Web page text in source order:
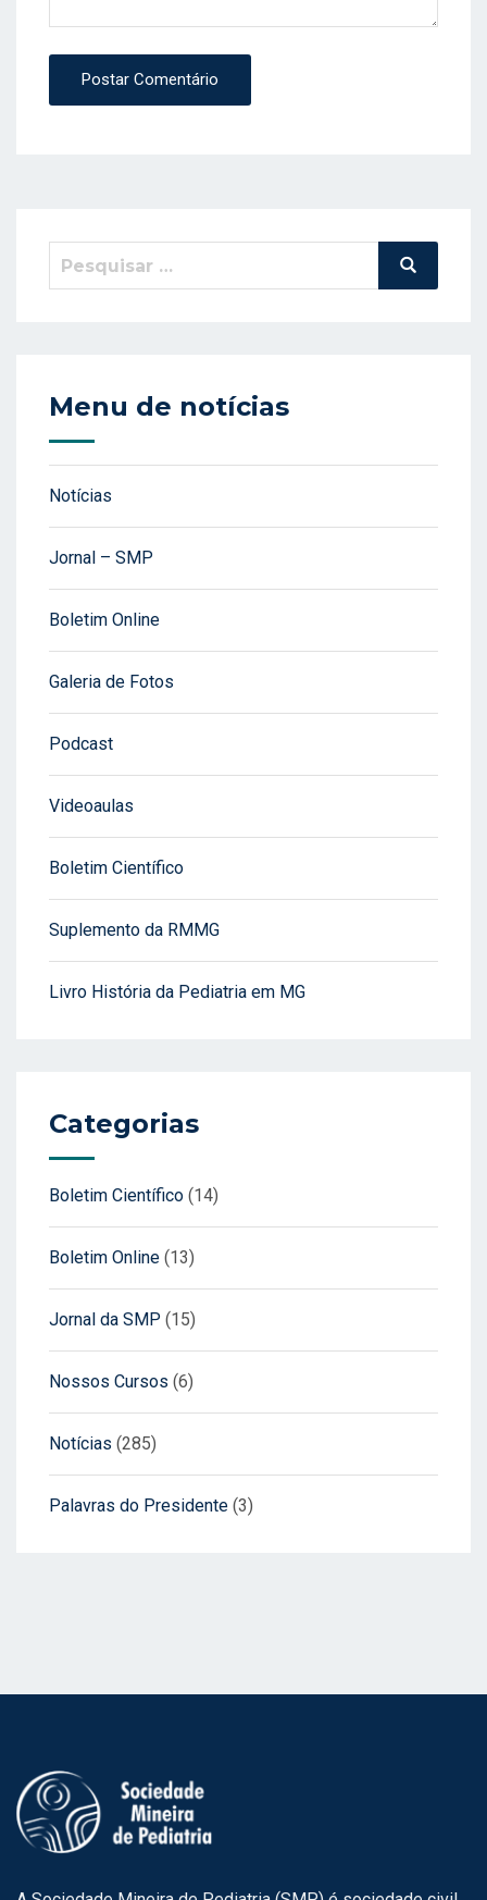
Postar Comentário
Pesquisar
Pesquisa
Menu de notícias
Notícias
Jornal – SMP
Boletim Online
Galeria de Fotos
Podcast
Videoaulas
Boletim Científico
Suplemento da RMMG
Livro História da Pediatria em MG
Categorias
Boletim Científico (14)
Boletim Online (13)
Jornal da SMP (15)
Nossos Cursos (6)
Notícias (285)
Palavras do Presidente (3)